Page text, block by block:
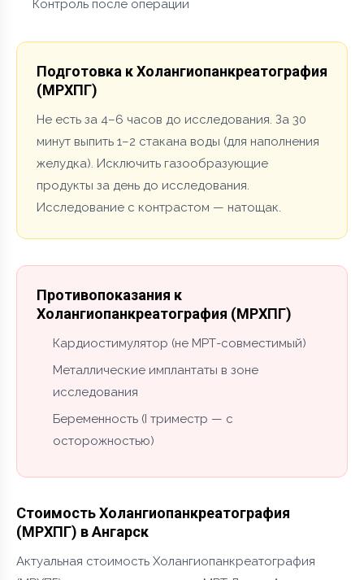
Контроль после операции
Подготовка к Холангиопанкреатография
(МРХПГ)
Не есть за 4–6 часов до исследования. За 30
минут выпить 1–2 стакана воды (для наполнения
желудка). Исключить газообразующие
продукты за день до исследования.
Исследование с контрастом — натощак.
Противопоказания к
Холангиопанкреатография (МРХПГ)
Кардиостимулятор (не МРТ-совместимый)
Металлические имплантаты в зоне
исследования
Беременность (I триместр — с
осторожностью)
Стоимость Холангиопанкреатография
(МРХПГ) в Ангарск
Актуальная стоимость Холангиопанкреатография